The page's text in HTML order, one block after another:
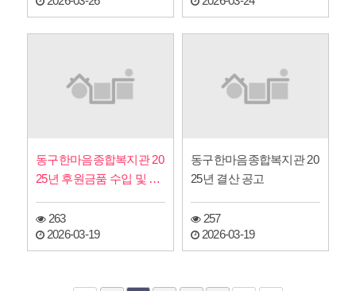
동구한마음종합복지관 20
25년 후원금품 수입 및 사
263
2026-03-19
동구한마음종합복지관 20
25년 결산 공고
257
2026-03-19